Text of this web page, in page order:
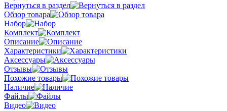
Вернуться в раздел
Обзор товара
Набор
Комплект
Описание
Характеристики
Аксессуары
Отзывы
Похожие товары
Наличие
Файлы
Видео